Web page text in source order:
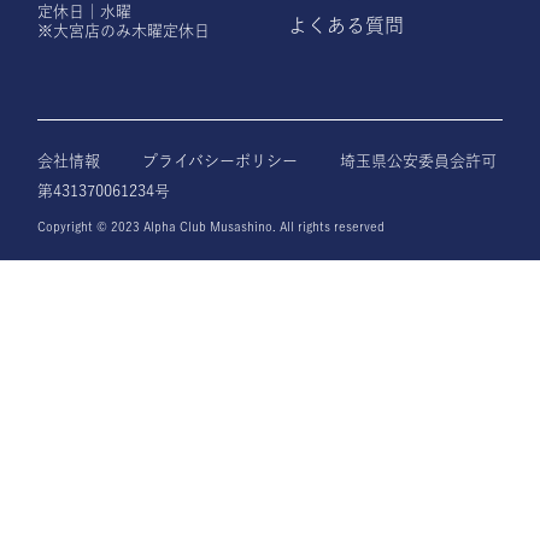
定休日｜水曜
※大宮店のみ木曜定休日
よくある質問
会社情報 プライバシーポリシー
埼玉県公安委員会許可
第431370061234号
Copyright © 2023 Alpha Club Musashino. All rights reserved